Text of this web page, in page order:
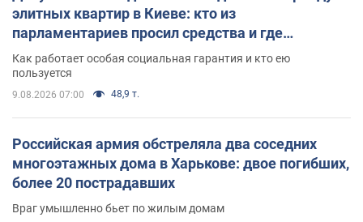
элитных квартир в Киеве: кто из
парламентариев просил средства и где
поселился
Как работает особая социальная гарантия и кто ею
пользуется
9.08.2026 07:00 48,9 т.
Российская армия обстреляла два соседних
многоэтажных дома в Харькове: двое погибших,
более 20 пострадавших
Враг умышленно бьет по жилым домам